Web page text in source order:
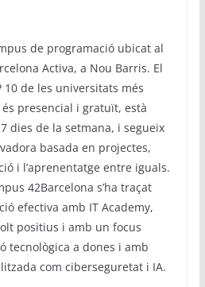
de programació ubicat al
Activa, a Nou Barris. El
10 de les universitats més
presencial i gratuït, està
dies de la setmana, i segueix
basada en projectes,
i l’aprenentatge entre iguals.
42Barcelona s’ha traçat
efectiva amb IT Academy,
positius i amb un focus
tecnològica a dones i amb
com ciberseguretat i IA.